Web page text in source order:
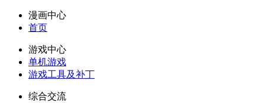
漫画中心
首页
游戏中心
单机游戏
游戏工具及补丁
综合交流